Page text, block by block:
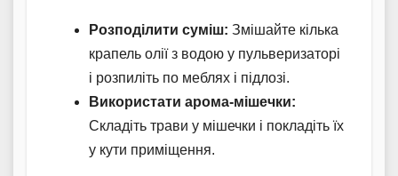
Розподілити суміш: Змішайте кілька
крапель олії з водою у пульверизаторі
і розпиліть по меблях і підлозі.
Використати арома-мішечки:
Складіть трави у мішечки і покладіть їх
у кути приміщення.